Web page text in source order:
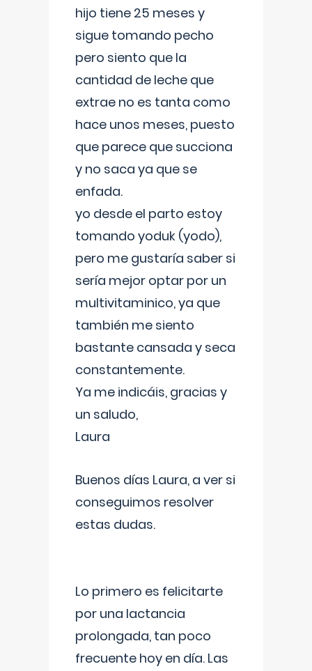
hijo tiene 25 meses y
sigue tomando pecho
pero siento que la
cantidad de leche que
extrae no es tanta como
hace unos meses, puesto
que parece que succiona
y no saca ya que se
enfada.
yo desde el parto estoy
tomando yoduk (yodo),
pero me gustaría saber si
sería mejor optar por un
multivitaminico, ya que
también me siento
bastante cansada y seca
constantemente.
Ya me indicáis, gracias y
un saludo,
Laura
Buenos días Laura, a ver si
conseguimos resolver
estas dudas.
Lo primero es felicitarte
por una lactancia
prolongada, tan poco
frecuente hoy en día. Las